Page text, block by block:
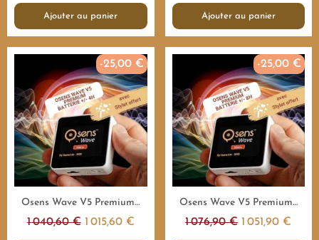
Ajouter au panier Ajouter au panier
Aperçu rapide
-25,00 €
Osens Wave V5 Premium 1.000.000Hz - 4H - Emetteur fréquences
1 040,60 € 1 015,60 €
Aperçu rapide
-25,00 €
Osens Wave V5 Premium 1.000.000Hz - 8H - Emetteur fréquences
1 076,90 € 1 051,90 €